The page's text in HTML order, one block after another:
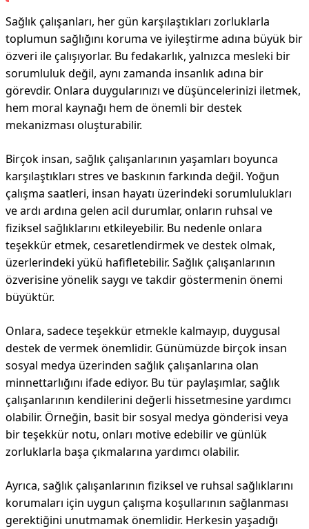
Sağlık çalışanları, her gün karşılaştıkları zorluklarla
toplumun sağlığını koruma ve iyileştirme adına büyük bir
özveri ile çalışıyorlar. Bu fedakarlık, yalnızca mesleki bir
sorumluluk değil, aynı zamanda insanlık adına bir
görevdir. Onlara duygularınızı ve düşüncelerinizi iletmek,
hem moral kaynağı hem de önemli bir destek
mekanizması oluşturabilir.
Birçok insan, sağlık çalışanlarının yaşamları boyunca
karşılaştıkları stres ve baskının farkında değil. Yoğun
çalışma saatleri, insan hayatı üzerindeki sorumlulukları
ve ardı ardına gelen acil durumlar, onların ruhsal ve
fiziksel sağlıklarını etkileyebilir. Bu nedenle onlara
teşekkür etmek, cesaretlendirmek ve destek olmak,
üzerlerindeki yükü hafifletebilir. Sağlık çalışanlarının
özverisine yönelik saygı ve takdir göstermenin önemi
büyüktür.
Onlara, sadece teşekkür etmekle kalmayıp, duygusal
destek de vermek önemlidir. Günümüzde birçok insan
sosyal medya üzerinden sağlık çalışanlarına olan
minnettarlığını ifade ediyor. Bu tür paylaşımlar, sağlık
çalışanlarının kendilerini değerli hissetmesine yardımcı
olabilir. Örneğin, basit bir sosyal medya gönderisi veya
bir teşekkür notu, onları motive edebilir ve günlük
zorluklarla başa çıkmalarına yardımcı olabilir.
Ayrıca, sağlık çalışanlarının fiziksel ve ruhsal sağlıklarını
korumaları için uygun çalışma koşullarının sağlanması
gerektiğini unutmamak önemlidir. Herkesin yaşadığı